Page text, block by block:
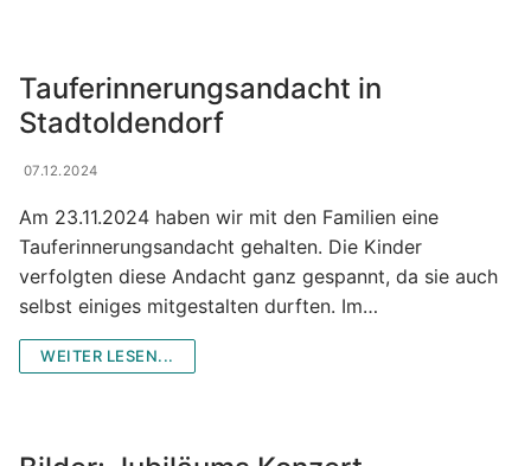
Kirchenchor
Kolpingfamilie
Liturgie- und Gemeindekreise
MessdienerInnen-Gruppe
Sternsinger
Tabea Boutique
Tauferinnerungsandacht in
Stadtoldendorf
07.12.2024
Am 23.11.2024 haben wir mit den Familien eine
Tauferinnerungsandacht gehalten. Die Kinder
verfolgten diese Andacht ganz gespannt, da sie auch
selbst einiges mitgestalten durften. Im…
WEITER LESEN...